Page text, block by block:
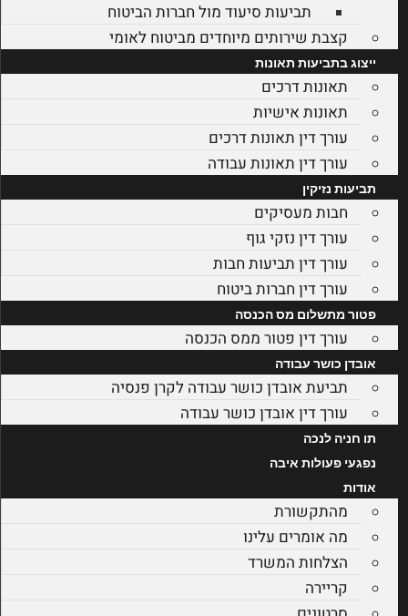
תביעות סיעוד מול חברות הביטוח
קצבת שירותים מיוחדים מביטוח לאומי
ייצוג בתביעות תאונות
תאונות דרכים
תאונות אישיות
עורך דין תאונות דרכים
עורך דין תאונות עבודה
תביעות נזיקין
חבות מעסיקים
עורך דין נזקי גוף
עורך דין תביעות חבות
עורך דין חברות ביטוח
פטור מתשלום מס הכנסה
עורך דין פטור ממס הכנסה
אובדן כושר עבודה
תביעת אובדן כושר עבודה לקרן פנסיה
עורך דין אובדן כושר עבודה
תו חניה לנכה
נפגעי פעולות איבה
אודות
מהתקשורת
מה אומרים עלינו
הצלחות המשרד
קריירה